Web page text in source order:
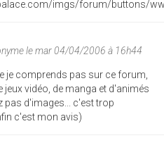
le mar 04/04/2006 à 16h44
je comprends pas sur ce forum,
jeux vidéo, de manga et d'animés
pas d'images... c'est trop
c'est mon avis)